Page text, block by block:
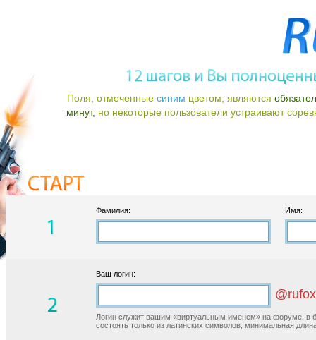
Поля, отмеченные синим цветом, являются
минут, но некоторые пользователи устраивают
Фамилия: Имя:
Ваш логин:
Логин служит вашим «виртуальным именем» на форуме, в
состоять только из латинских символов, минимальная